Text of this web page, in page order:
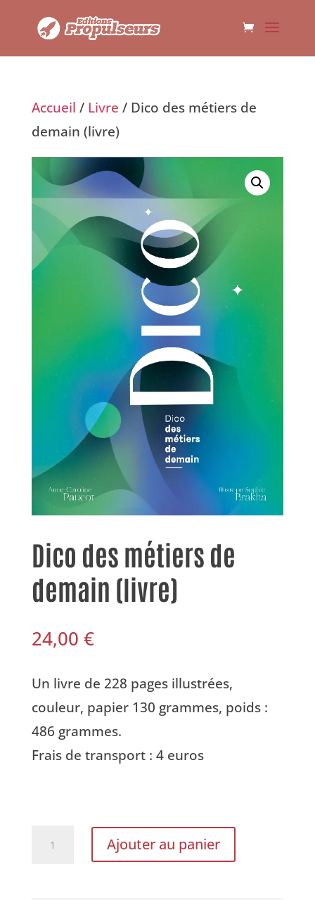
Accueil / Livre / Dico des métiers de
demain (livre)
Dico des métiers de
demain (livre)
24,00 €
Un livre de 228 pages illustrées,
couleur, papier 130 grammes, poids :
486 grammes.
Frais de transport : 4 euros
Ajouter au panier